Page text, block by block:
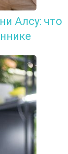
Алсу: что